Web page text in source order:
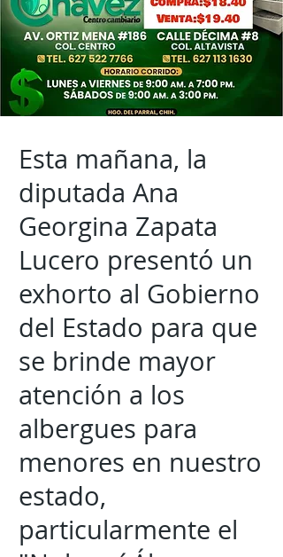
Esta mañana, la
diputada Ana
Georgina Zapata
Lucero presentó un
exhorto al Gobierno
del Estado para que
se brinde mayor
atención a los
albergues para
menores en nuestro
estado,
particularmente el